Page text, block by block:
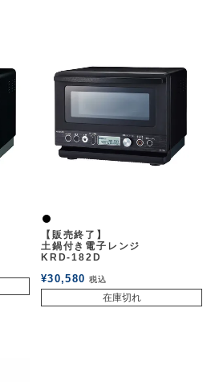
黒
【販売終了】
土鍋付き電子レンジ
KRD-182D
¥30,580 税込
在庫切れ